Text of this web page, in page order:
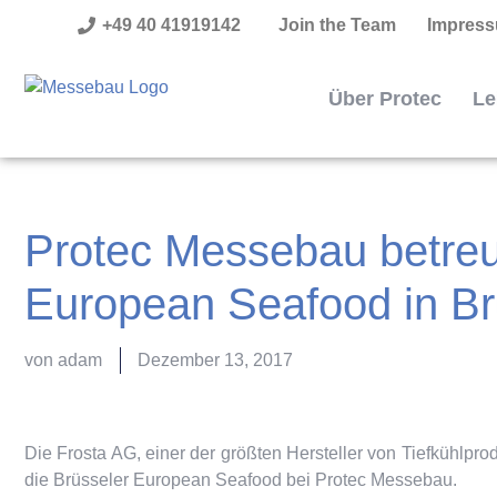
+49 40 41919142 Join the Team
Über Protec
Protec Messebau
European Seafood in
von adam Dezember 13, 2017
Die Frosta AG, einer der größten Hersteller von
die Brüsseler European Seafood bei Protec Messebau.